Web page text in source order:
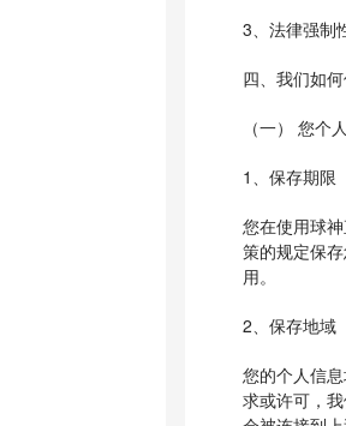
3、法律强制
四、我们如
（一） 您个
1、保存期限
您在使用球
策的规定保
用。
2、保存地域
您的个人信
求或许可，